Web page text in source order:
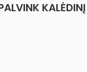
KALĖDINĮ